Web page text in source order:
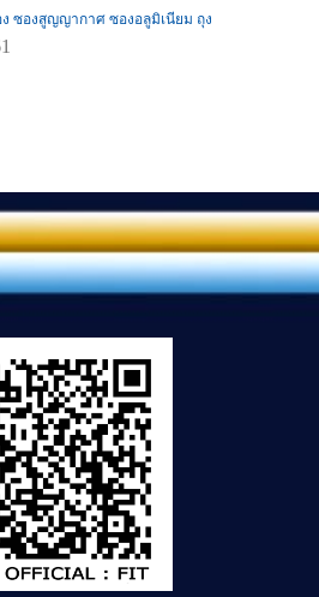
ซองสูญญากาศ ซองอลูมิเนียม ถุง